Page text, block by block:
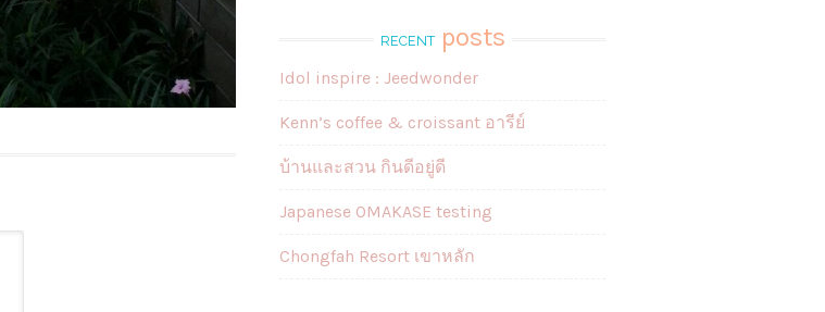
RECENT posts
Idol inspire : Jeedwonder
Kenn’s coffee & croissant อารีย์
บ้านและสวน กินดีอยู่ดี
Japanese OMAKASE testing
Chongfah Resort เขาหลัก